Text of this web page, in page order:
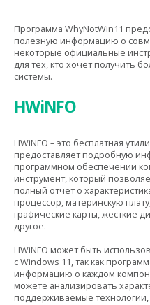
Программа WhyNotWin11
полезную информацию о
некоторые официальные
для тех, кто хочет получить
системы.
HWiNFO
HWiNFO – это бесплатная
предоставляет подробную
программном обеспечении
инструмент, который
полный отчет о
процессор, материнскую
графические карты, жесткие
другое.
HWiNFO может быть
с Windows 11, так как
информацию о каждом
можете анализировать
поддерживаемые